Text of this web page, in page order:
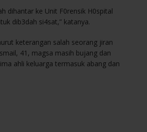
dihantar ke Unit F0rensik H0spital
dib3dah si4sat,” katanya.
keterangan salah seorang jiran
41, magsa masih bujang dan
ahli keluarga termasuk abang dan